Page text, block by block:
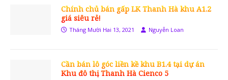
Chính chủ bán gấp LK Thanh Hà khu A1.2
giá siêu rẻ!
Tháng Mười Hai 13, 2021 Nguyễn Loan
Cần bán lô góc liền kề khu B1.4 tại dự án
Khu đô thị Thanh Hà Cienco 5